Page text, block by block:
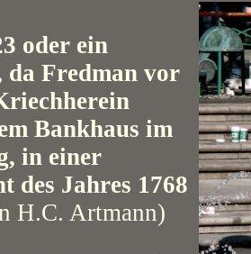
oder ein
da Fredman vor
Bankhaus im
in einer
des Jahres 1768
H.C. Artmann)